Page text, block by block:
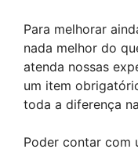
Para melhorar
nada melhor do
atenda nossas
um item
toda a diferença
Poder contar com